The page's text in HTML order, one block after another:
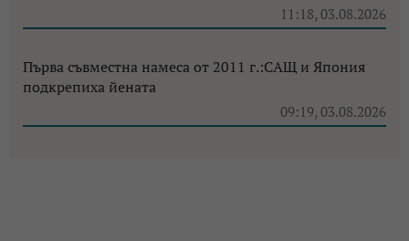
11:18, 03.08.2026
Първа съвместна намеса от 2011 г.:САЩ и Япония
подкрепиха йената
09:19, 03.08.2026